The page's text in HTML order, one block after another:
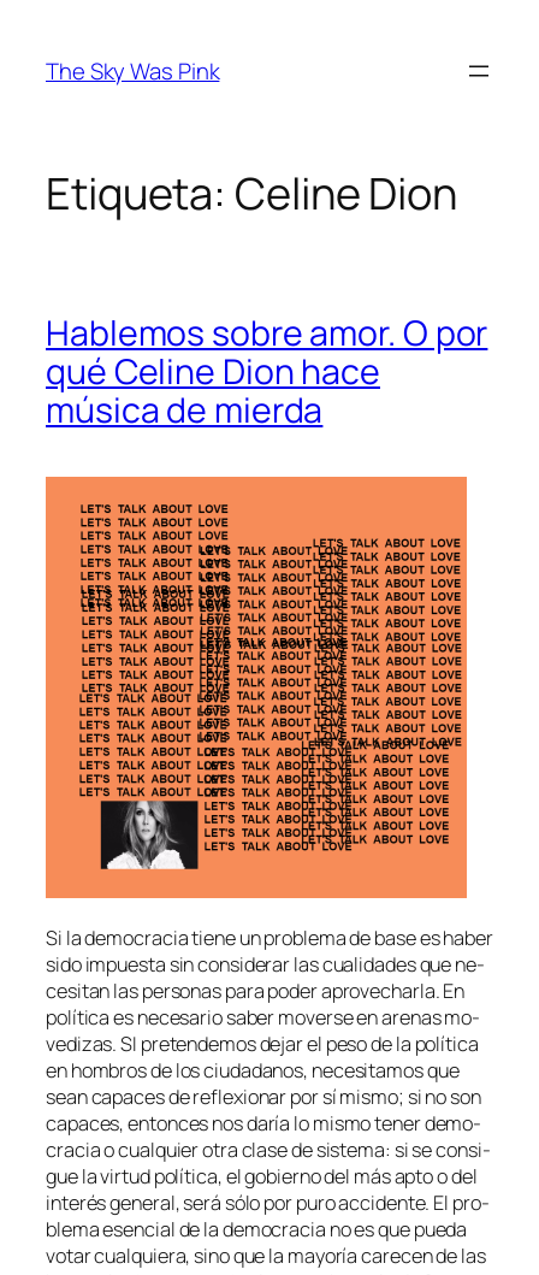
contenido
The Sky Was Pink
Etiqueta: Celine Dion
Hablemos sobre amor. O por
qué Celine Dion hace
música de mierda
Si la de­mo­cra­cia tie­ne un pro­ble­ma de ba­se es ha­ber
si­do im­pues­ta sin con­si­de­rar las cua­li­da­des que ne­
ce­si­tan las per­so­nas pa­ra po­der apro­ve­char­la. En
po­lí­ti­ca es ne­ce­sa­rio sa­ber mo­ver­se en are­nas mo­
ve­di­zas. SI pre­ten­de­mos de­jar el pe­so de la po­lí­ti­ca
en hom­bros de los ciu­da­da­nos, ne­ce­si­ta­mos que
sean ca­pa­ces de re­fle­xio­nar por sí mis­mo; si no son
ca­pa­ces, en­ton­ces nos da­ría lo mis­mo te­ner de­mo­
cra­cia o cual­quier otra cla­se de sis­te­ma: si se con­si­
gue la vir­tud po­lí­ti­ca, el go­bierno del más ap­to o del
in­te­rés ge­ne­ral, se­rá só­lo por pu­ro ac­ci­den­te. El pro­
ble­ma esen­cial de la de­mo­cra­cia no es que pue­da
vo­tar cual­quie­ra, sino que la ma­yo­ría ca­re­cen de las